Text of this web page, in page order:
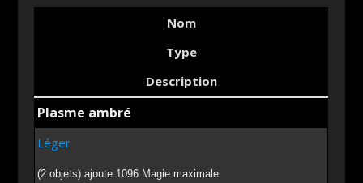
Nom
Type
Description
Plasme ambré
Léger
(2 objets) ajoute 1096 Magie maximale